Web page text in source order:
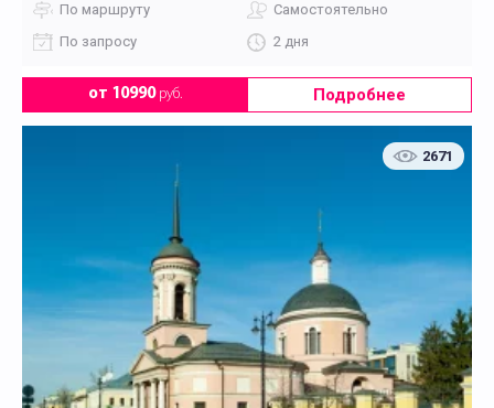
По маршруту
Самостоятельно
По запросу
2 дня
от 10990руб. Подробнее
2671